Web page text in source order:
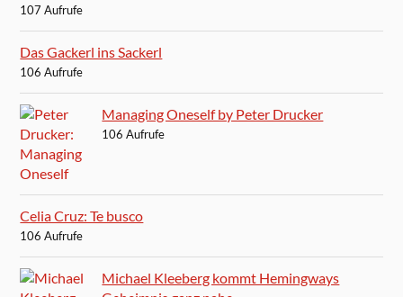
107 Aufrufe
Das Gackerl ins Sackerl
106 Aufrufe
Managing Oneself by Peter Drucker
106 Aufrufe
Celia Cruz: Te busco
106 Aufrufe
Michael Kleeberg kommt Hemingways